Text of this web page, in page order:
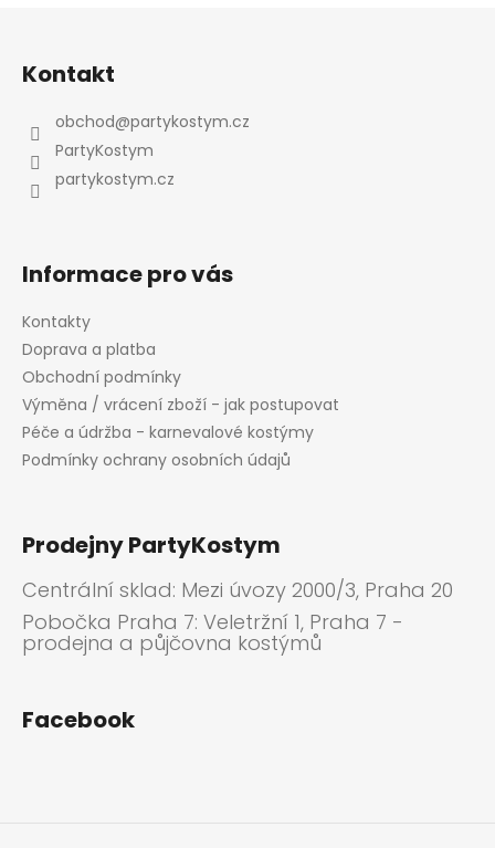
Kontakt
obchod@partykostym.cz
PartyKostym
partykostym.cz
Informace pro vás
Kontakty
Doprava a platba
Obchodní podmínky
Výměna / vrácení zboží - jak postupovat
Péče a údržba - karnevalové kostýmy
Podmínky ochrany osobních údajů
Prodejny PartyKostym
Centrální sklad: Mezi úvozy 2000/3, Praha 20
Pobočka Praha 7: Veletržní 1, Praha 7 -
prodejna a půjčovna kostýmů
Facebook